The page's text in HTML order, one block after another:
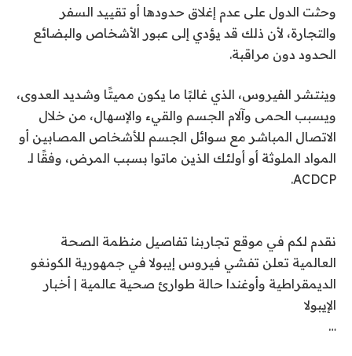
وحثت الدول على عدم إغلاق حدودها أو تقييد السفر
والتجارة، لأن ذلك قد يؤدي إلى عبور الأشخاص والبضائع
الحدود دون مراقبة.
وينتشر الفيروس، الذي غالبًا ما يكون مميتًا وشديد العدوى،
ويسبب الحمى وآلام الجسم والقيء والإسهال، من خلال
الاتصال المباشر مع سوائل الجسم للأشخاص المصابين أو
المواد الملوثة أو أولئك الذين ماتوا بسبب المرض، وفقًا لـ
ACDCP.
نقدم لكم في موقع تجاربنا تفاصيل منظمة الصحة
العالمية تعلن تفشي فيروس إيبولا في جمهورية الكونغو
الديمقراطية وأوغندا حالة طوارئ صحية عالمية | أخبار
الإيبولا
…